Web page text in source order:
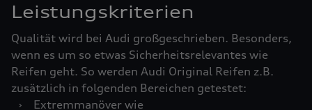
Leistungskriterien
Qualität wird bei Audi großgeschrieben. Besonders,
wenn es um so etwas Sicherheitsrelevantes wie
Reifen geht. So werden Audi Original Reifen z.B.
zusätzlich in folgenden Bereichen getestet:
›
Extremmanöver wie